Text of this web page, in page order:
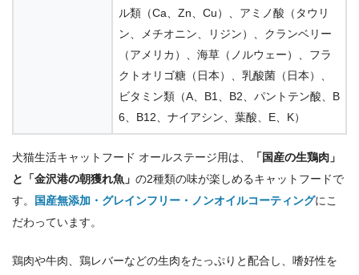
580g、1.08kg
アイムス
ル類（Ca、Zn、Cu）、アミノ酸（タウリ
ン、メチオニン、リジン）、クランベリー
（アメリカ）、海草（ノルウェー）、フラ
クトオリゴ糖（日本）、乳酸菌（日本）、
ビタミン類（A、B1、B2、パントテン酸、B
6、B12、ナイアシン、葉酸、E、K）
犬猫生活キャットフード オールステージ用は、
「国産の生鶏肉」
と「金沢港の朝獲れ魚」 の2種類の味が楽しめるキャットフードで
す。 国産無添加・グレインフリー・ノンオイルコーティングにこ
だわっています。
鶏肉や牛肉、鶏レバーなどの生肉をたっぷりと配合し、嗜好性を